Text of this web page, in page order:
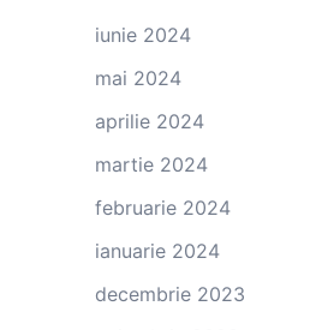
iunie 2024
mai 2024
aprilie 2024
martie 2024
februarie 2024
ianuarie 2024
decembrie 2023